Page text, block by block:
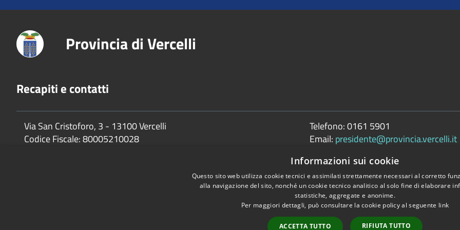
Provincia di Vercelli
Recapiti e contatti
Via San Cristoforo, 3 - 13100 Vercelli
Codice Fiscale:80005210028
Telefono:0161 5901
Email: presidente@provincia.vercelli.it
Copyright © 2026 •
Informazioni sui cookie
Questo sito web utilizza cookie tecnici e assimilati strettamente necessari al corretto
alla navigazione del sito, nonché un cookie tecnico analitico al solo fine di elaborare
statistiche, aggregate e anonime.
Per maggiori dettagli, può consultare la cookie policy al seguente link
ACCETTA TUTTO RIFIUTA TUTTO